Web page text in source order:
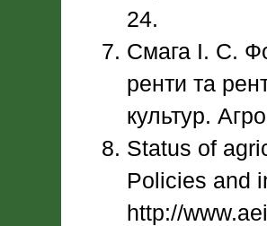
24.
Смага І. С.
ренти та
культур.
Status of
Policies and
http://